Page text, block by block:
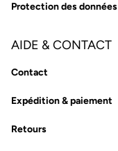
Protection des données
AIDE & CONTACT
Contact
Expédition & paiement
Retours